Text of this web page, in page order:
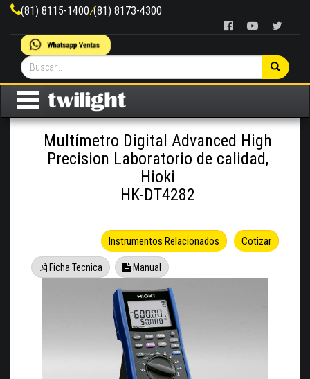
(81) 8115-1400/(81) 8173-4300
Multímetro Digital Advanced High
Precision Laboratorio de calidad,
Hioki
HK-DT4282
Cotizar
Instrumentos Relacionados
Ficha Tecnica Manual